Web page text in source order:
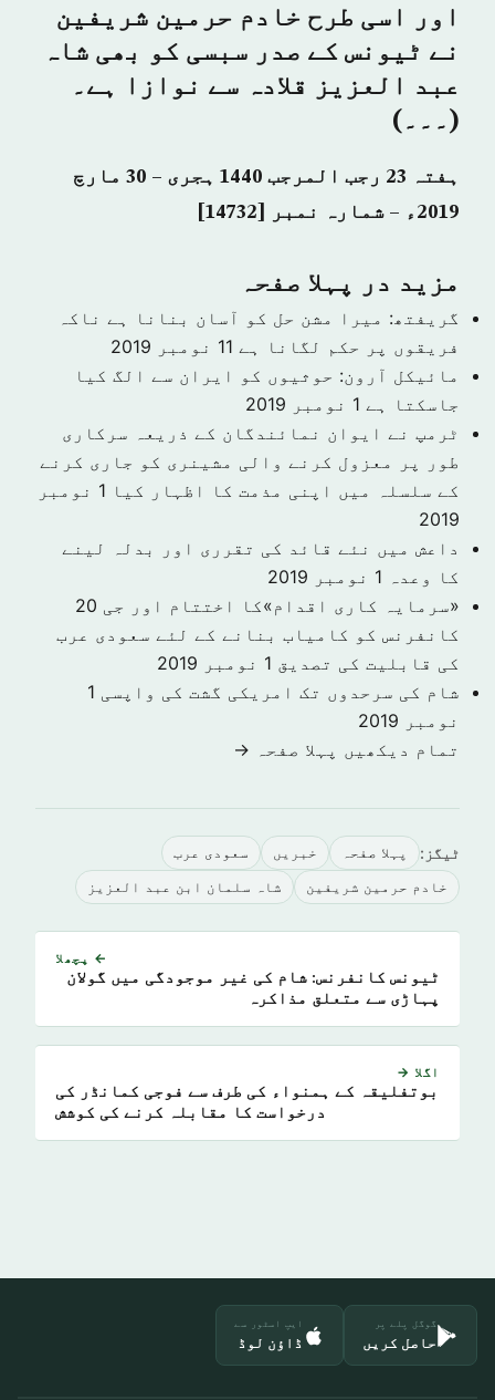
اور اسی طرح خادم حرمین شریفین
نے ٹیونس کے صدر سبسی کو بھی شاہ
عبد العزیز قلادہ سے نوازا ہے۔
(۔۔۔)
ہفتہ 23 رجب المرجب 1440 ہجری – 30 مارچ
2019ء – شمارہ نمبر [14732]
مزید در پہلا صفحہ
گریفتھ: میرا مشن حل کو آسان بنانا ہے ناکہ
فریقوں پر حکم لگانا ہے 11 نومبر 2019
مائیکل آرون: حوثیوں کو ایران سے الگ کیا
جاسکتا ہے 1 نومبر 2019
ٹرمپ نے ایوان نمائندگان کے ذریعہ سرکاری
طور پر معزول کرنے والی مشینری کو جاری کرنے
کے سلسلہ میں اپنی مذمت کا اظہار کیا
1 نومبر
2019
داعش میں نئے قائد کی تقرری اور بدلہ لینے
کا وعدہ 1 نومبر 2019
«سرمایہ کاری اقدام»کا اختتام اور جی 20
کانفرنس کو کامیاب بنانے کے لئے سعودی عرب
کی قابلیت کی تصدیق 1 نومبر 2019
شام کی سرحدوں تک امریکی گشت کی واپسی 1
نومبر 2019
تمام دیکھیں پہلا صفحہ →
ٹیگز: پہلا صفحہ خبريں سعودى عرب
خادم حرمین شریفین شاہ سلمان ابن عبد العزیز
← پچھلا
ٹیونس کانفرنس: شام کی غیر موجودگی میں گولان
پہاڑی سے متعلق مذاکرہ
اگلا →
بوتفلیقہ کے ہمنواء کی طرف سے فوجی کمانڈر کی
درخواست کا مقابلہ کرنے کی کوشش
گوگل پلے پر
حاصل کریں
ایپ اسٹور سے
ڈاؤن لوڈ